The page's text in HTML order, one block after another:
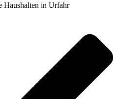
Haushalten in Urfahr